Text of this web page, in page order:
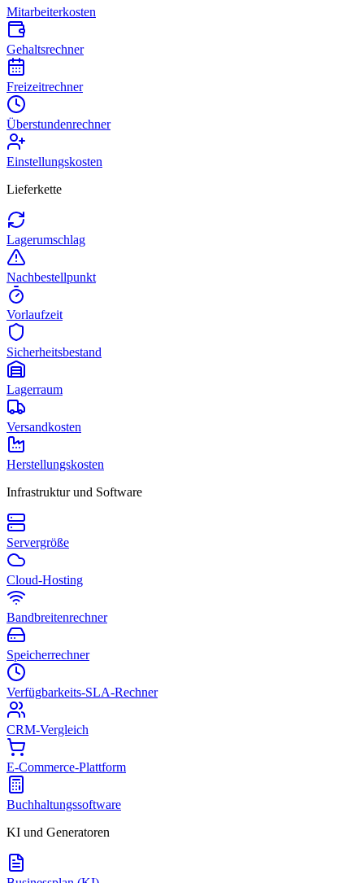
Mitarbeiterkosten
Gehaltsrechner
Freizeitrechner
Überstundenrechner
Einstellungskosten
Lieferkette
Lagerumschlag
Nachbestellpunkt
Vorlaufzeit
Sicherheitsbestand
Lagerraum
Versandkosten
Herstellungskosten
Infrastruktur und Software
Servergröße
Cloud-Hosting
Bandbreitenrechner
Speicherrechner
Verfügbarkeits-SLA-Rechner
CRM-Vergleich
E-Commerce-Plattform
Buchhaltungssoftware
KI und Generatoren